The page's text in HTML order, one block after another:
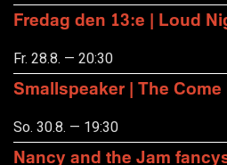
Fredag den 13:e | Loud
Fr. 28.8. — 20:30
Smallspeaker | The Come
So. 30.8. — 19:30
Nancy and the Jam